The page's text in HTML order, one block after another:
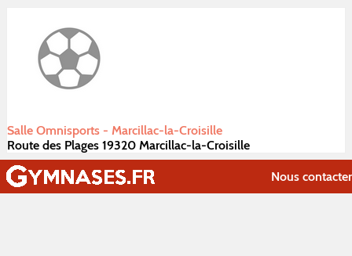
Salle Omnisports - Marcillac-la-Croisille
Route des Plages 19320 Marcillac-la-Croisille
Nous contacter